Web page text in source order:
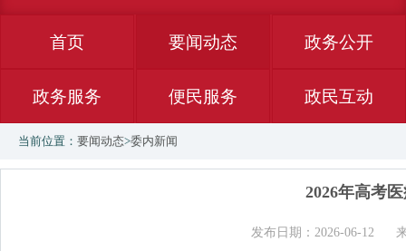
首页 要闻动态 政务公开
政务服务 便民服务 政民互动
当前位置： 要闻动态>委内新闻
2026年高考
发布日期：2026-06-12